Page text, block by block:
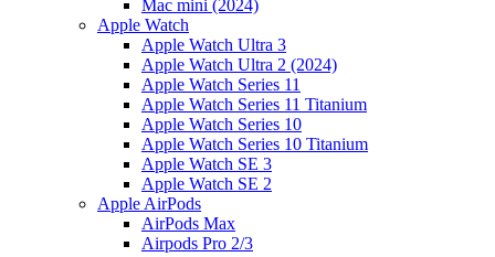
Mac mini (2024)
Apple Watch
Apple Watch Ultra 3
Apple Watch Ultra 2 (2024)
Apple Watch Series 11
Apple Watch Series 11 Titanium
Apple Watch Series 10
Apple Watch Series 10 Titanium
Apple Watch SE 3
Apple Watch SE 2
Apple AirPods
AirPods Max
Airpods Pro 2/3